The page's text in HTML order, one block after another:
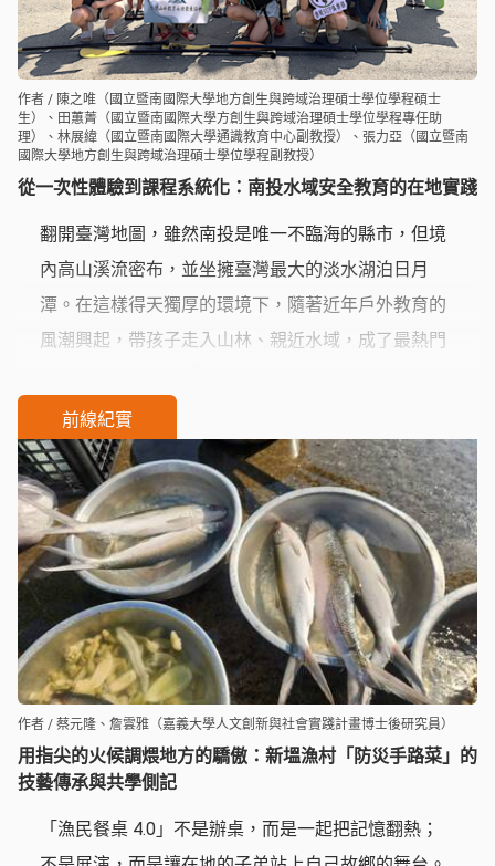
從一次性體驗到課程系統化：南投水域安全教育的在地實踐
作者 / 陳之唯（國立暨南國際大學地方創生與跨域治理碩士學位學程碩士
生）、田蕙菁（國立暨南國際大學方創生與跨域治理碩士學位學程專任助
理）、林展緯（國立暨南國際大學通識教育中心副教授）、張力亞（國立暨南
國際大學地方創生與跨域治理碩士學位學程副教授）
翻開臺灣地圖，雖然南投是唯一不臨海的縣市，但境
內高山溪流密布，並坐擁臺灣最大的淡水湖泊日月
潭。在這樣得天獨厚的環境下，隨著近年戶外教育的
風潮興起，帶孩子走入山林、親近水域，成了最熱門
「戶外教育學習生態系統創新計畫」之大學社會責任
（USR）項下，建立以「山林、水域與探索教育」為
三大核心的行動架構，透過跨領域合作與在地實踐來
推動戶外教育，期望發展出兼具「知識×技能×行動」
的整合教育模式。
前線紀實
用指尖的火候調煨地方的驕傲：新塭漁村「防災手路菜」的
技藝傳承與共學側記
作者 / 蔡元隆、詹雲雅（嘉義大學人文創新與社會實踐計畫博士後研究員）
「漁民餐桌 4.0」不是辦桌，而是一起把記憶翻熱；